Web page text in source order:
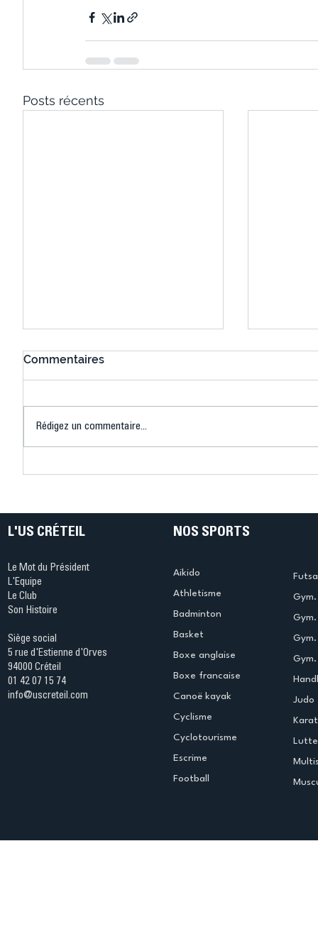
Posts récents
de saison contrastée pour
lancement d’un grand
rendez-vous jeunes
rude
Commentaires
Rédigez un commentaire...
L'US CRÉTEIL
Le Mot du Président
L'Equipe
Le Club
Son Histoire
Siège social
5 rue d'Estienne d'Orves
94000 Créteil
01 42 07 15 74
info@uscreteil.com
NOS SPORTS
Aikido
Athletisme
Badminton
Basket
Boxe anglaise
Boxe francaise
Canoë kayak
Cyclisme
Cyclotourisme
Escrime
Football
Judo
Lutte